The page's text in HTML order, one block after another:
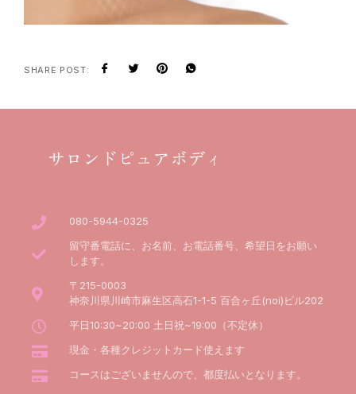
SHARE POST:
サロンドピュアボディ
080-5944-0325
留守番電話に、お名前、お電話番号、希望日をお願い
します。
〒215-0003
神奈川県川崎市麻生区高石1-1-5 百合ヶ丘(noi)ビル202
平日10:30~20:00 土日祝~19:00（不定休）
現金・各種クレジットカード使えます
コースはございませんので、都度払いとなります。